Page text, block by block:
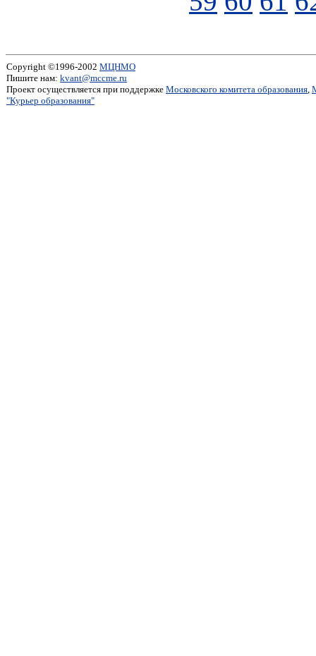
Copyright ©1996-2002 МЦНМО
Пишите нам: kvant@mccme.ru
Проект осуществляется при поддержке Московского комитета образования,
"Курьер образования"